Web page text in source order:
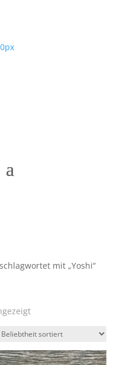
mit „Yoshi“